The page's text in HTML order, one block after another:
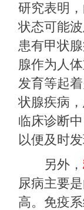
研究表明
状态可能
患有甲状
腺作为人
发育等起
状腺疾病
临床诊断
以便及时
另外，
尿病主要
高。免疫